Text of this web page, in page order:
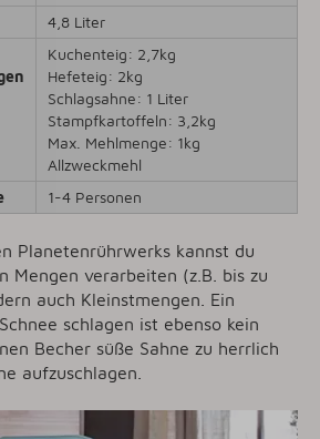
4,8 Liter
Kuchenteig: 2,7kg
Hefeteig: 2kg
Schlagsahne: 1 Liter
Stampfkartoffeln: 3,2kg
Max. Mehlmenge: 1kg
Allzweckmehl
1-4 Personen
Planetenrührwerks kannst du
Mengen verarbeiten (z.B. bis zu
auch Kleinstmengen. Ein
schlagen ist ebenso kein
Becher süße Sahne zu herrlich
aufzuschlagen.